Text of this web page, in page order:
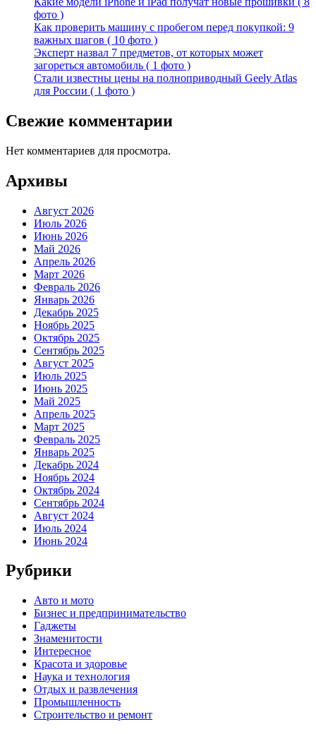
фото )
Как проверить машину с пробегом перед покупкой: 9
важных шагов ( 10 фото )
Эксперт назвал 7 предметов, от которых может
загореться автомобиль ( 1 фото )
Стали известны цены на полноприводный Geely Atlas
для России ( 1 фото )
Свежие комментарии
Нет комментариев для просмотра.
Архивы
Август 2026
Июль 2026
Июнь 2026
Май 2026
Апрель 2026
Март 2026
Февраль 2026
Январь 2026
Декабрь 2025
Ноябрь 2025
Октябрь 2025
Сентябрь 2025
Август 2025
Июль 2025
Июнь 2025
Май 2025
Апрель 2025
Март 2025
Февраль 2025
Январь 2025
Декабрь 2024
Ноябрь 2024
Октябрь 2024
Сентябрь 2024
Август 2024
Июль 2024
Июнь 2024
Рубрики
Авто и мото
Бизнес и предпринимательство
Гаджеты
Знаменитости
Интересное
Красота и здоровье
Наука и технология
Отдых и развлечения
Промышленность
Строительство и ремонт